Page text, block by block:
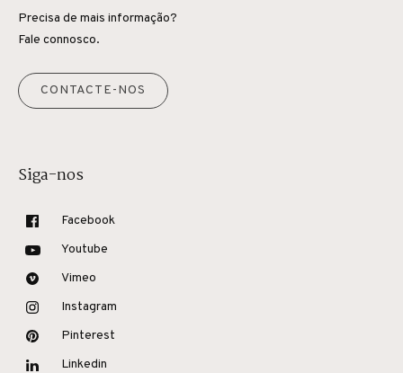
Precisa de mais informação?
Fale connosco.
CONTACTE-NOS
Siga-nos
Facebook
Youtube
Vimeo
Instagram
Pinterest
Linkedin